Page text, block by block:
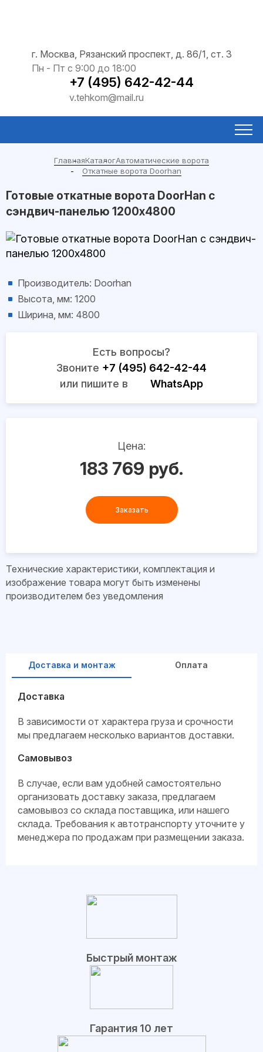
г. Москва, Рязанский проспект, д. 86/1, ст. 3
Пн - Пт с 9:00 до 18:00
+7 (495) 642-42-44
v.tehkom@mail.ru
ГлавнаяКаталогАвтоматические ворота
Откатные ворота Doorhan
Готовые откатные ворота DoorHan с
сэндвич-панелью 1200x4800
Производитель: Doorhan
Высота, мм: 1200
Ширина, мм: 4800
Есть вопросы?
Звоните +7 (495) 642-42-44
или пишите в
WhatsApp
Цена:
183 769 руб.
Заказать
Технические характеристики, комплектация и
изображение товара могут быть изменены
производителем без уведомления
Доставка и монтаж Оплата
Доставка
В зависимости от характера груза и срочности
мы предлагаем несколько вариантов доставки.
Самовывоз
В случае, если вам удобней самостоятельно
организовать доставку заказа, предлагаем
самовывоз со склада поставщика, или нашего
склада. Требования к автотранспорту уточните у
менеджера по продажам при размещении заказа.
Быстрый монтаж
Гарантия 10 лет